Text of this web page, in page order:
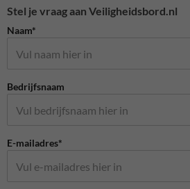
Stel je vraag aan Veiligheidsbord.nl
Naam*
Bedrijfsnaam
E-mailadres*